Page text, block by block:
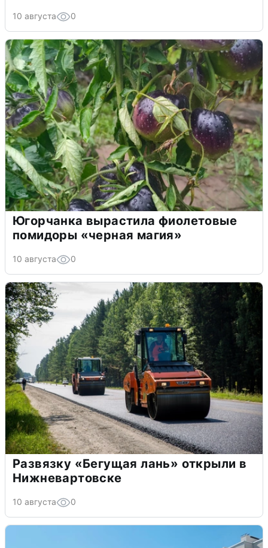
10 августа 0
Югорчанка вырастила фиолетовые
помидоры «черная магия»
10 августа 0
Развязку «Бегущая лань» открыли в
Нижневартовске
10 августа 0